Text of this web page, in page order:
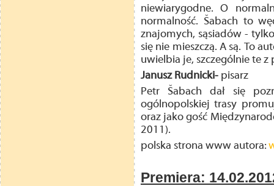
niewiarygodne. O
normalność. Šabach to
znajomych, sąsiadów -
się nie mieszczą. A są. To
uwielbia je, szczególnie te z
Janusz Rudnicki- pisarz
Petr Šabach dał się
ogólnopolskiej trasy
oraz jako gość
2011).
polska strona www autora:
Premiera: